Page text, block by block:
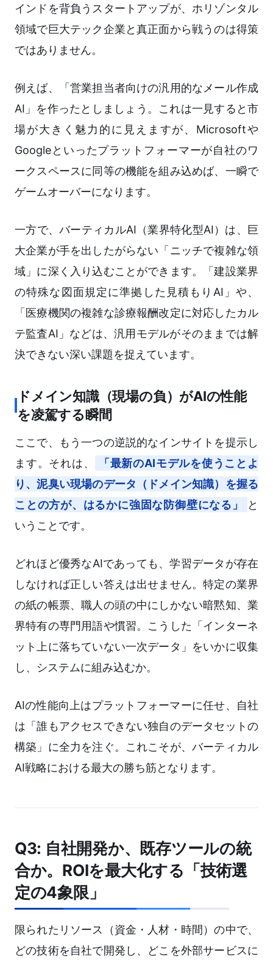
インドを背負うスタートアップが、ホリゾンタル
領域で巨大テック企業と真正面から戦うのは得策
ではありません。
例えば、「営業担当者向けの汎用的なメール作成
AI」を作ったとしましょう。これは一見すると市
場が大きく魅力的に見えますが、Microsoftや
Googleといったプラットフォーマーが自社のワ
ークスペースに同等の機能を組み込めば、一瞬で
ゲームオーバーになります。
一方で、バーティカルAI（業界特化型AI）は、巨
大企業が手を出したがらない「ニッチで複雑な領
域」に深く入り込むことができます。「建設業界
の特殊な図面規定に準拠した見積もりAI」や、
「医療機関の複雑な診療報酬改定に対応したカル
テ監査AI」などは、汎用モデルがそのままでは解
決できない深い課題を捉えています。
ドメイン知識（現場の負）がAIの性能
を凌駕する瞬間
ここで、もう一つの逆説的なインサイトを提示し
ます。それは、
「最新のAIモデルを使うことよ
り、泥臭い現場のデータ（ドメイン知識）を握る
ことの方が、はるかに強固な防御壁になる」
と
いうことです。
どれほど優秀なAIであっても、学習データが存在
しなければ正しい答えは出せません。特定の業界
の紙の帳票、職人の頭の中にしかない暗黙知、業
界特有の専門用語や慣習。こうした「インターネ
ット上に落ちていない一次データ」をいかに収集
し、システムに組み込むか。
AIの性能向上はプラットフォーマーに任せ、自社
は「誰もアクセスできない独自のデータセットの
構築」に全力を注ぐ。これこそが、バーティカル
AI戦略における最大の勝ち筋となります。
Q3: 自社開発か、既存ツールの統
合か。ROIを最大化する「技術選
定の4象限」
限られたリソース（資金・人材・時間）の中で、
どの技術を自社で開発し、どこを外部サービスに